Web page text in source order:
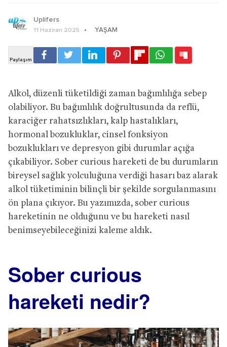
Uplifers
11 Haziran 2025 YAŞAM
Alkol, düzenli tüketildiği zaman bağımlılığa sebep
olabiliyor. Bu bağımlılık doğrultusunda da reflü,
karaciğer rahatsızlıkları, kalp hastalıkları,
hormonal bozukluklar, cinsel fonksiyon
bozuklukları ve depresyon gibi durumlar açığa
çıkabiliyor. Sober curious hareketi de bu durumların
bireysel sağlık yolculuğuna verdiği hasarı baz alarak
alkol tüketiminin bilinçli bir şekilde sorgulanmasını
ön plana çıkıyor. Bu yazımızda, sober curious
hareketinin ne olduğunu ve bu hareketi nasıl
benimseyebileceğinizi kaleme aldık.
Sober curious
hareketi nedir?